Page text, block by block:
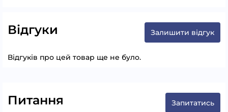
Відгуки Залишити відгук
Відгуків про цей товар ще не було.
Питання Запитатись